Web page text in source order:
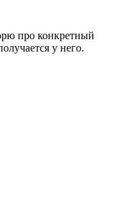
про конкретный
у него.